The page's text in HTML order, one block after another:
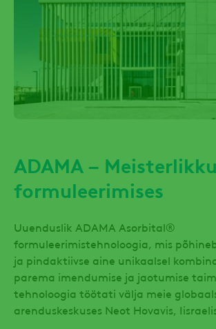
ADAMA –
formuleerimises
Uuenduslik ADAMA Asorbital®
formuleerimistehnoloogia, mis
ja pindaktiivse aine unikaalsel
parema imendumise ja jaotumise
tehnoloogia töötati välja meie
arenduskeskuses Neot Hovavis,